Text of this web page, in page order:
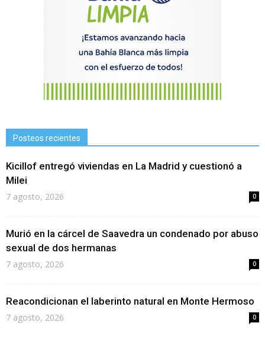
Posteos recientes
Kicillof entregó viviendas en La Madrid y cuestionó a
Milei
7 agosto, 2026 0
Murió en la cárcel de Saavedra un condenado por abuso
sexual de dos hermanas
7 agosto, 2026 0
Reacondicionan el laberinto natural en Monte Hermoso
7 agosto, 2026 0